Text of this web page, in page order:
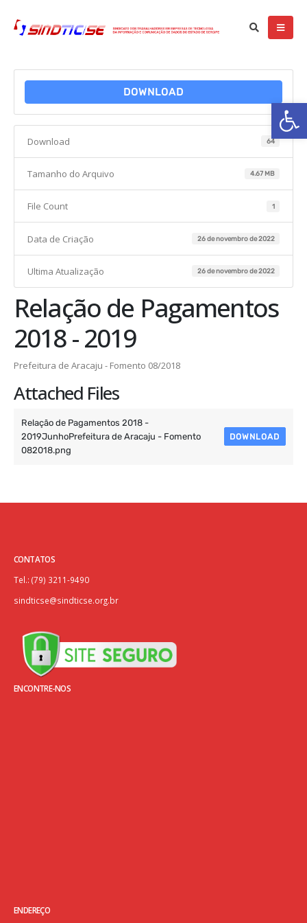
DOWNLOAD
Download 64
Tamanho do Arquivo 4.67 MB
File Count 1
Data de Criação 26 de novembro de 2022
Ultima Atualização 26 de novembro de 2022
Relação de Pagamentos
2018 - 2019
Prefeitura de Aracaju - Fomento 08/2018
Attached Files
Relação de Pagamentos 2018 -
2019JunhoPrefeitura de Aracaju - Fomento
082018.png
DOWNLOAD
CONTATOS
Tel.: (79) 3211-9490
sindticse@sindticse.org.br
ENCONTRE-NOS
ENDEREÇO